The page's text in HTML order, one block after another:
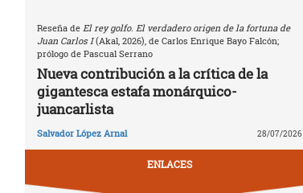
Reseña de El rey golfo. El verdadero origen de la fortuna de
Juan Carlos I(Akal, 2026), de Carlos Enrique Bayo Falcón;
prólogo de Pascual Serrano
Nueva contribución a la crítica de la
gigantesca estafa monárquico-
juancarlista
Salvador López Arnal 28/07/2026
ENLACES